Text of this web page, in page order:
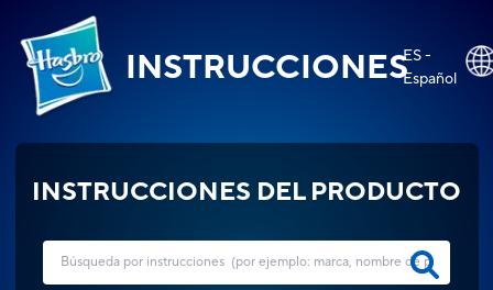
INSTRUCCIONESES -
Español
INSTRUCCIONES DEL PRODUCTO